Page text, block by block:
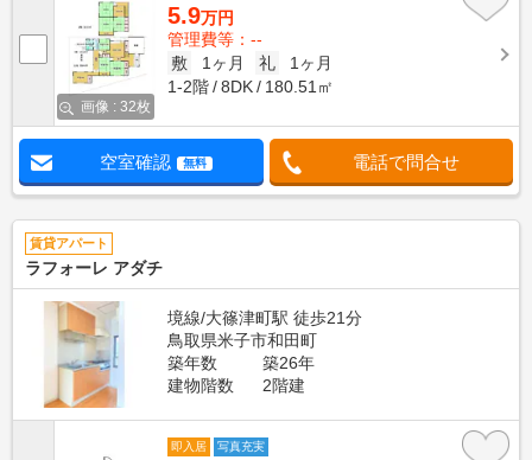
画像 : 32枚
5.9万円
管理費等：--
敷
1ヶ月 礼
1ヶ月
1-2階
8DK 180.51㎡
空室確認 無料 電話で問合せ
賃貸アパート
ラフォーレ アダチ
境線/大篠津町駅 徒歩21分
鳥取県米子市和田町
築年数
築26年
建物階数
2階建
即入居 写真充実